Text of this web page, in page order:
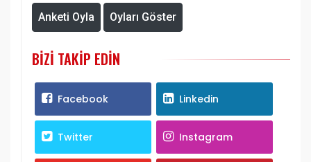
Anketi Oyla Oyları Göster
BIZI TAKIP EDIN
Facebook Linkedin
Twitter Instagram